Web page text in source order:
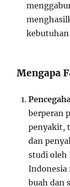
Mengapa
berperan
penyakit,
dan
studi oleh
Indonesia
buah dan